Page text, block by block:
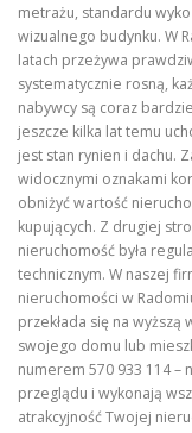
metrażu, standardu
wizualnego budynku. W
latach przeżywa
systematycznie rosną,
nabywcy są coraz
jeszcze kilka lat temu
jest stan rynien i dachu.
widocznymi oznakami
obniżyć wartość
kupujących. Z drugiej
nieruchomość była
technicznym. W naszej
nieruchomości w
przekłada się na
swojego domu lub
numerem 570 933 114
przeglądu i wykonają
atrakcyjność Twojej